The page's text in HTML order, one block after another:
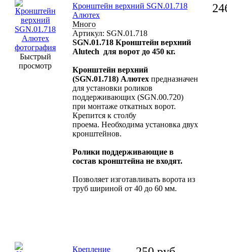
Быстрый
просмотр
Кронштейн верхний SGN.01.718
Алютех
Много
Артикул: SGN.01.718
SGN.01.718 Кронштейн верхний
Alutech для ворот до 450 кг.
Кронштейн верхний
(SGN.01.718) Алютех предназначен
для установки роликов
поддерживающих (SGN.00.720)
при монтаже откатных ворот.
Крепится к столбу
проема. Необходима установка двух
кронштейнов.
Ролики поддерживающие в
состав кронштейна не входят.
Позволяет изготавливать ворота из
труб шириной от 40 до 60 мм.
Крепление